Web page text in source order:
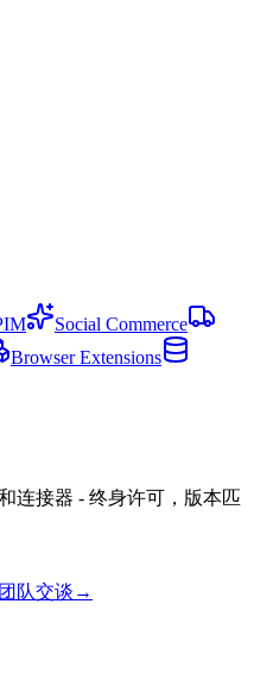
Social Commerce
Browser Extensions
连接器 - 终身许可，版本匹
队交谈 →